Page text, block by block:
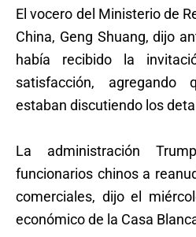
El vocero del Ministerio de
China, Geng Shuang, dijo
había recibido la
satisfacción,
estaban discutiendo los
La administración
funcionarios chinos a
comerciales, dijo el
económico de la Casa